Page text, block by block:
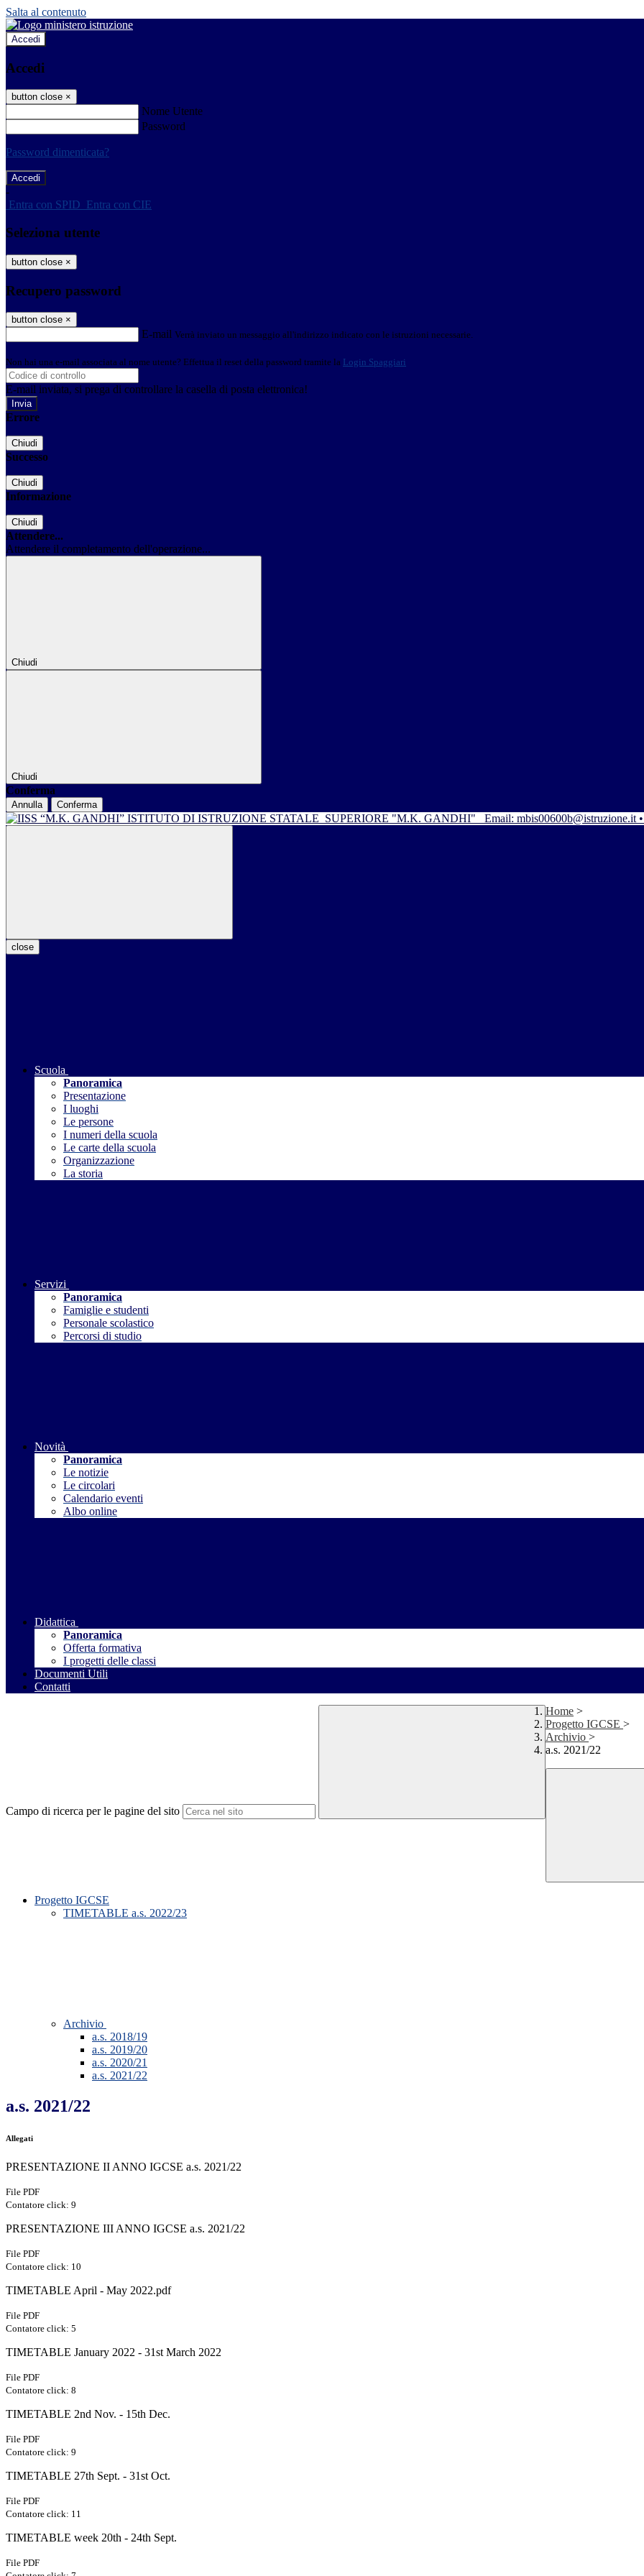
Salta al contenuto
Accedi
Accedi
button close ×
Nome Utente
Password
Password dimenticata?
-
Entra con SPID Entra con CIE
Seleziona utente
button close ×
Recupero password
button close ×
E-mail Verrà inviato un messaggio all'indirizzo indicato con le istruzioni necessarie.
Non hai una e-mail associata al nome utente? Effettua il reset della password tramite la Login Spaggiari
E-mail inviata, si prega di controllare la casella di posta elettronica!
Errore
Chiudi
Successo
Chiudi
Informazione
Chiudi
Attendere...
Attendere il completamento dell'operazione...
Chiudi
Chiudi
Conferma
Annulla Conferma
ISTITUTO DI ISTRUZIONE STATALE SUPERIORE "M.K. GANDHI" Email: mbis00600b@istruzione.it
close
Scuola
Panoramica
Presentazione
I luoghi
Le persone
I numeri della scuola
Le carte della scuola
Organizzazione
La storia
Servizi
Panoramica
Famiglie e studenti
Personale scolastico
Percorsi di studio
Novità
Panoramica
Le notizie
Le circolari
Calendario eventi
Albo online
Didattica
Panoramica
Offerta formativa
I progetti delle classi
Documenti Utili
Contatti
Campo di ricerca per le pagine del sito
Home >
Progetto IGCSE >
Archivio >
a.s. 2021/22
Progetto IGCSE
TIMETABLE a.s. 2022/23
Archivio
a.s. 2018/19
a.s. 2019/20
a.s. 2020/21
a.s. 2021/22
a.s. 2021/22
Allegati
PRESENTAZIONE II ANNO IGCSE a.s. 2021/22
File PDF
Contatore click: 9
PRESENTAZIONE III ANNO IGCSE a.s. 2021/22
File PDF
Contatore click: 10
TIMETABLE April - May 2022.pdf
File PDF
Contatore click: 5
TIMETABLE January 2022 - 31st March 2022
File PDF
Contatore click: 8
TIMETABLE 2nd Nov. - 15th Dec.
File PDF
Contatore click: 9
TIMETABLE 27th Sept. - 31st Oct.
File PDF
Contatore click: 11
TIMETABLE week 20th - 24th Sept.
File PDF